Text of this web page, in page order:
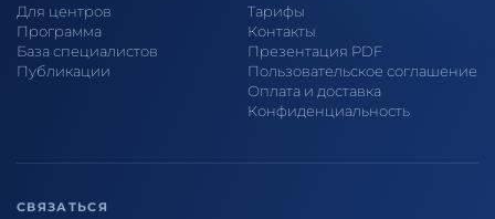
Для центров
Программа
База специалистов
Публикации
Тарифы
Контакты
Презентация PDF
Пользовательское соглашение
Оплата и доставка
Конфиденциальность
СВЯЗАТЬСЯ